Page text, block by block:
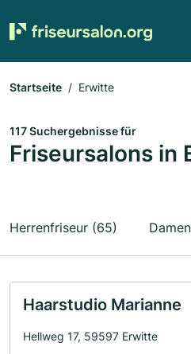
Startseite Erwitte
117 Suchergebnisse für
Friseursalons in
Herrenfriseur (65)
Haarstudio Marianne
Hellweg 17, 59597 Erwitte